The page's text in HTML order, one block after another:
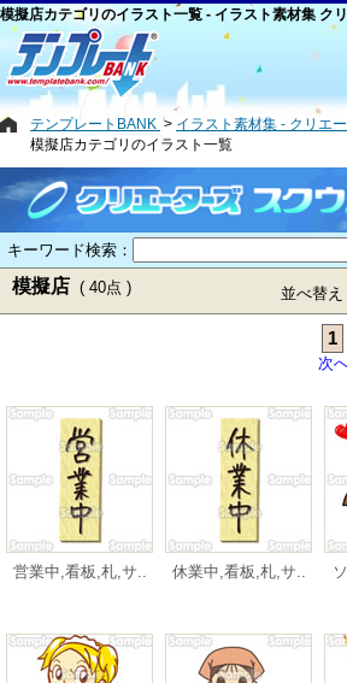
模擬店カテゴリのイラスト一覧 - イラスト素材集 ク
テンプレートBANK
イラスト素材集 - クリエ
模擬店カテゴリのイラスト一覧
キーワード検索：
模擬店 ( 40点 ) 並べ替え
1
次
営業中,看板,札,サ.. 休業中,看板,札,サ..